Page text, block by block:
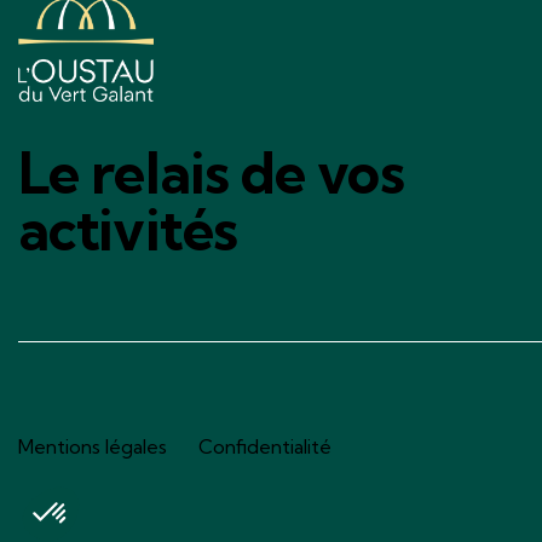
Le relais de vos
activités
Mentions légales Confidentialité